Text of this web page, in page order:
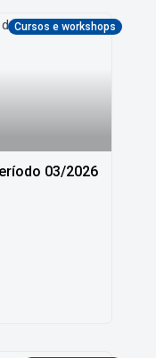
Cursos e workshops
03/2026